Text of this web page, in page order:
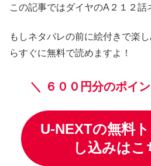
この記事ではダイヤのA２１２話
もしネタバレの前に絵付きで楽
らすぐに無料で読めますよ！
＼ ６００円分のポイ
U-NEXTの無料
し込みはこ